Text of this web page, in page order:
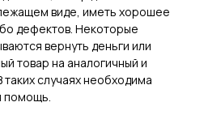
виде, иметь хорошее
дефектов. Некоторые
вернуть деньги или
товар на аналогичный и
случаях необходима
помощь.